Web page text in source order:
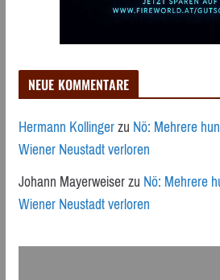
NEUE KOMMENTARE
Hermann KollingerzuNö: Mehrere
Wiener Neustadt verloren
Johann MayerweiserzuNö: Mehrere
Wiener Neustadt verloren